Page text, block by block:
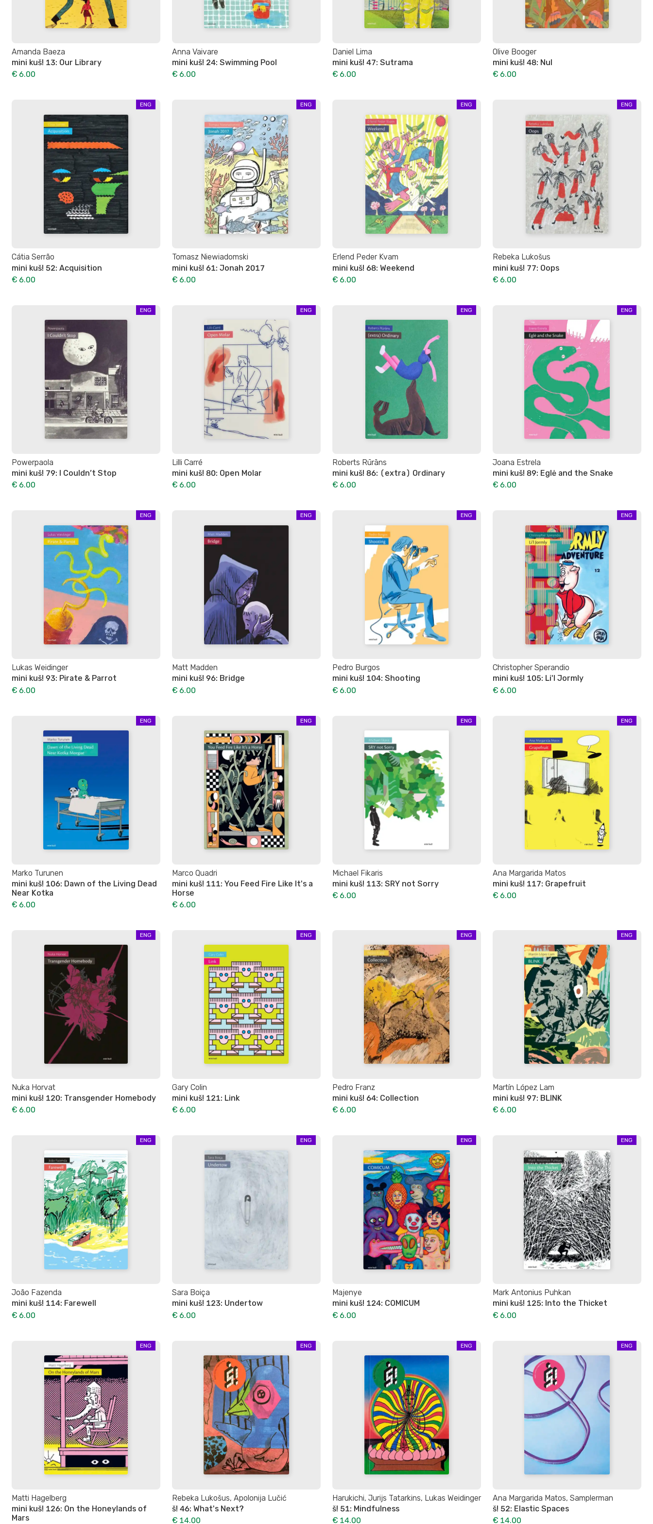
Amanda Baeza
mini kuš! 13: Our Library
€ 6.00
Anna Vaivare
mini kuš! 24: Swimming Pool
€ 6.00
Daniel Lima
mini kuš! 47: Sutrama
€ 6.00
Olive Booger
mini kuš! 48: Nul
€ 6.00
ENG
Cátia Serrão
mini kuš! 52: Acquisition
€ 6.00
ENG
Tomasz Niewiadomski
mini kuš! 61: Jonah 2017
€ 6.00
ENG
Erlend Peder Kvam
mini kuš! 68: Weekend
€ 6.00
ENG
Rebeka Lukošus
mini kuš! 77: Oops
€ 6.00
ENG
Powerpaola
mini kuš! 79: I Couldn’t Stop
€ 6.00
ENG
Lilli Carré
mini kuš! 80: Open Molar
€ 6.00
ENG
Roberts Rūrāns
mini kuš! 86: (extra) Ordinary
€ 6.00
ENG
Joana Estrela
mini kuš! 89: Eglė and the Snake
€ 6.00
ENG
Lukas Weidinger
mini kuš! 93: Pirate & Parrot
€ 6.00
ENG
Matt Madden
mini kuš! 96: Bridge
€ 6.00
ENG
Pedro Burgos
mini kuš! 104: Shooting
€ 6.00
ENG
Christopher Sperandio
mini kuš! 105: Li'l Jormly
€ 6.00
ENG
Marko Turunen
mini kuš! 106: Dawn of the Living Dead
Near Kotka
€ 6.00
ENG
Marco Quadri
mini kuš! 111: You Feed Fire Like It's a
Horse
€ 6.00
ENG
Michael Fikaris
mini kuš! 113: SRY not Sorry
€ 6.00
ENG
Ana Margarida Matos
mini kuš! 117: Grapefruit
€ 6.00
ENG
Nuka Horvat
mini kuš! 120: Transgender Homebody
€ 6.00
ENG
Gary Colin
mini kuš! 121: Link
€ 6.00
ENG
Pedro Franz
mini kuš! 64: Collection
€ 6.00
ENG
Martín López Lam
mini kuš! 97: BLINK
€ 6.00
ENG
João Fazenda
mini kuš! 114: Farewell
€ 6.00
ENG
Sara Boiça
mini kuš! 123: Undertow
€ 6.00
ENG
Majenye
mini kuš! 124: COMICUM
€ 6.00
ENG
Mark Antonius Puhkan
mini kuš! 125: Into the Thicket
€ 6.00
ENG
Matti Hagelberg
mini kuš! 126: On the Honeylands of
Mars
ENG
Rebeka Lukošus, Apolonija Lučić
š! 46: What's Next?
€ 14.00
ENG
Harukichi, Jurijs Tatarkins, Lukas Weidinger
š! 51: Mindfulness
€ 14.00
ENG
Ana Margarida Matos, Samplerman
š! 52: Elastic Spaces
€ 14.00